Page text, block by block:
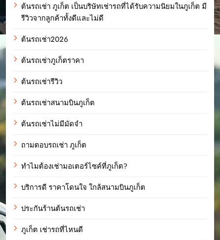
ต้นรถเช่า ภูเก็ต เป็นบริษัทเช่ารถที่ได้รับความนิยมในภูเก็ต มี
รีวิวจากลูกค้าทั้งดีและไม่ดี
ต้นรถเช่า2026
ต้นรถเช่าภูเก็ตราคา
ต้นรถเช่ารีวิว
ต้นรถเช่าสนามบินภูเก็ต
ต้นรถเช่าไม่มีมัดจำ
ถามตอบรถเช่า ภูเก็ต
ทำไมต้องเช่ามอเตอร์ไซค์ที่ภูเก็ต?
บริการดี ราคาโดนใจ ใกล้สนามบินภูเก็ต
ประกันร้านต้นรถเช่า
ภูเก็ต เช่ารถที่ไหนดี